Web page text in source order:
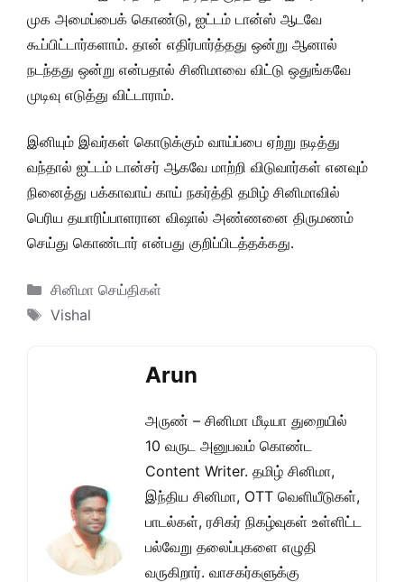
முக அமைப்பைக் கொண்டு, ஐட்டம் டான்ஸ் ஆடவே
கூப்பிட்டார்களாம். தான் எதிர்பார்த்தது ஒன்று ஆனால்
நடந்தது ஒன்று என்பதால் சினிமாவை விட்டு ஒதுங்கவே
முடிவு எடுத்து விட்டாராம்.
இனியும் இவர்கள் கொடுக்கும் வாய்ப்பை ஏற்று நடித்து
வந்தால் ஐட்டம் டான்சர் ஆகவே மாற்றி விடுவார்கள் எனவும்
நினைத்து பக்காவாய் காய் நகர்த்தி தமிழ் சினிமாவில்
பெரிய தயாரிப்பாளரான விஷால் அண்ணனை திருமணம்
செய்து கொண்டார் என்பது குறிப்பிடத்தக்கது.
Categories
சினிமா செய்திகள்
Tags
Vishal
Arun
அருண் – சினிமா மீடியா துறையில்
10 வருட அனுபவம் கொண்ட
Content Writer. தமிழ் சினிமா,
இந்திய சினிமா, OTT வெளியீடுகள்,
பாடல்கள், ரசிகர் நிகழ்வுகள் உள்ளிட்ட
பல்வேறு தலைப்புகளை எழுதி
வருகிறார். வாசகர்களுக்கு